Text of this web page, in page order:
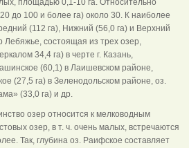
площадью 0,1-10 га. Относительно
до 100 и более га) около 30. К наиболее
(112 га), Нижний (56,0 га) и Верхний
Лебяжье, состоящая из трех озер,
34,4 га) в черте г. Казань,
(60,1) в Лаишевском районе,
(27,5 га) в Зеленодольском районе, оз.
(33,0 га) и др.
озер относится к мелководным
озер, в т. ч. очень малых, встречаются
Так, глубина оз. Раифское составляет